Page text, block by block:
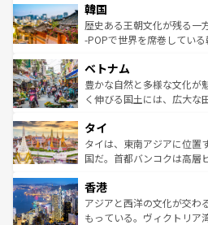
ワイを、存分に味わってほしい。 なお、新着のハ
はコンテンツ一覧を参照し
いる。アクティビティも充
ビング、ハイキングなど、
い。オーストラリアの多彩
参照してほしい。
ン）、静ひつな山岳地帯で
と山間の静けさが共存して
驚きをもたらしてくれる。
容にもいいと評判のスイー
が味わえる。 なお、
照してほしい。
韓国
歴史ある王朝文化が残る一
-POPで世界を席巻してい
き、地方に足を延ばせば四
できる。そして、キムチや
まで、さまざまな韓国料理
リティに包まれながら、韓
わってみて
覧を参照してほしい。
ベトナム
豊かな自然と多様な文化が
く伸びる国土には、広大な
急速な発展と共に伝統が息
ーチミン市のフランス統治
醸し出している。また、バ
とつ。フォーやバインミー
ひ現地で味わいたい。どの
が旅行者を迎えてくれるの
タイ
タイは、東南アジアに位置
国だ。首都バンコクは高層
の活気が交差している。北
帯で自然と触れ合い、南部
いビーチでリゾート気分を
香港
アジアと西洋の文化が交わ
もっている。ヴィクトリア